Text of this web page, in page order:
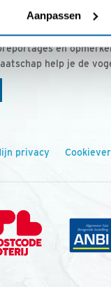
Aanpassen
x Vogels voor €
voor onze
en
help je de
privacy